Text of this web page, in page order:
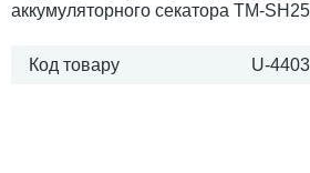
аккумуляторного секатора TM-
Код товару U-4403